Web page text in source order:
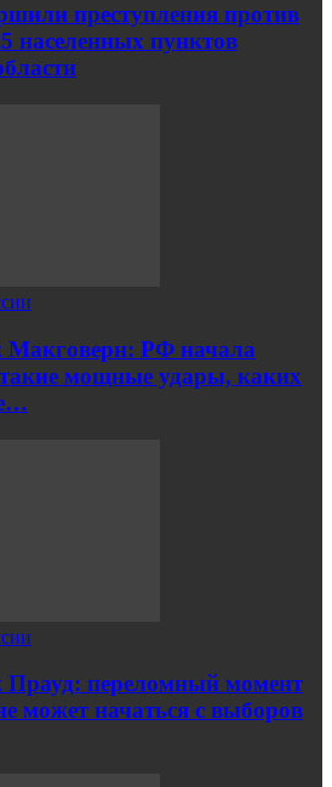
преступления против
населенных пунктов
Макговерн: РФ начала
мощные удары, каких
Прауд: переломный момент
может начаться с выборов